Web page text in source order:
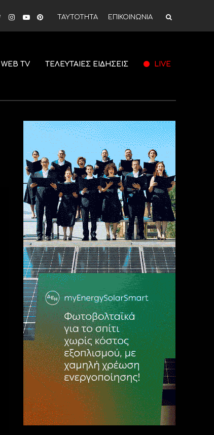
ΤΑΥΤΟΤΗΤΑ ΕΠΙΚΟΙΝΩΝΙΑ
WEB TV ΤΕΛΕΥΤΑΙΕΣ ΕΙΔΗΣΕΙΣ LIVE